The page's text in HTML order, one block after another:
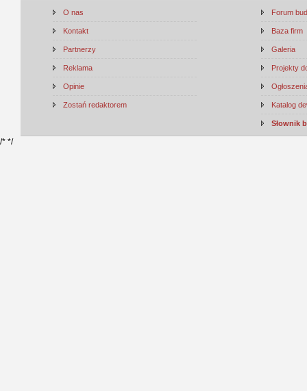
O nas
Kontakt
Partnerzy
Reklama
Opinie
Zostań redaktorem
Forum
Baza firm
Galeria
Projekty
Katalog
Słownik
/* */